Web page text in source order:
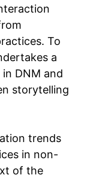
To
a
DNM and
storytelling
trends
in non-
of the